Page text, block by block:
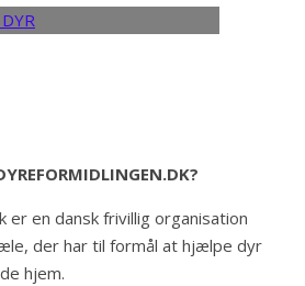
er en dansk frivillig organisation
der har til formål at hjælpe dyr
hjem.